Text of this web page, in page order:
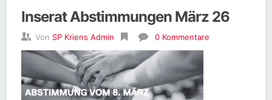
Inserat Abstimmungen März 26
Von SP Kriens Admin 0 Kommentare